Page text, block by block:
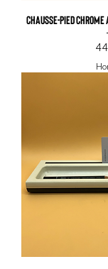
Chausse-pied